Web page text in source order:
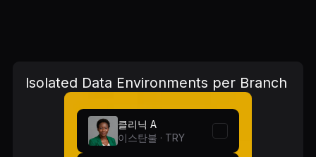
Isolated Data Environments per Branch
클리닉 A
이스탄불 · TRY